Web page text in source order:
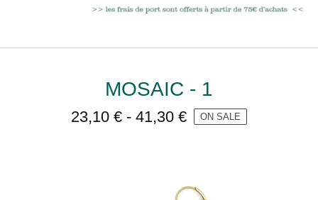
MOSAIC - 1
23,10 € - 41,30 € ON SALE